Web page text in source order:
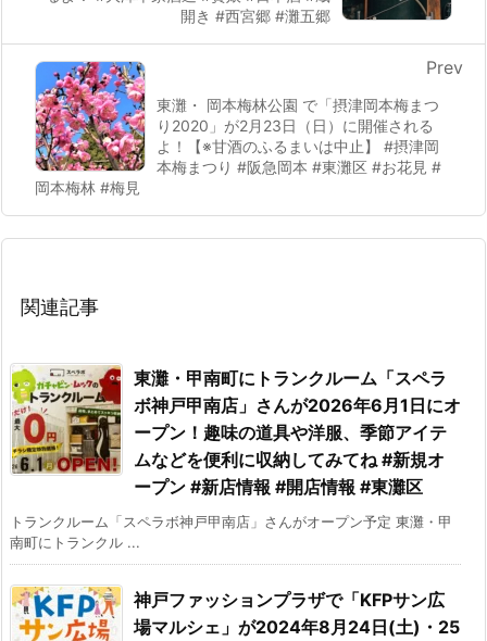
開き #西宮郷 #灘五郷
東灘・ 岡本梅林公園 で「摂津岡本梅まつ
り2020」が2月23日（日）に開催される
よ！【※甘酒のふるまいは中止】 #摂津岡
本梅まつり #阪急岡本 #東灘区 #お花見 #
岡本梅林 #梅見
Prev
関連記事
東灘・甲南町にトランクルーム「スペラ
ボ神戸甲南店」さんが2026年6月1日にオ
ープン！趣味の道具や洋服、季節アイテ
ムなどを便利に収納してみてね #新規オ
ープン #新店情報 #開店情報 #東灘区
トランクルーム「スペラボ神戸甲南店」さんがオープン予定 東灘・甲
南町にトランクル ...
神戸ファッションプラザで「KFPサン広
場マルシェ」が2024年8月24日(土)・25